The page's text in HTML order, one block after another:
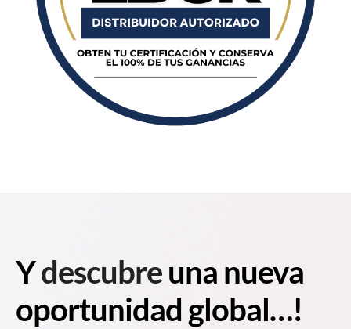
Ydescubreuna nueva
oportunidad global…!